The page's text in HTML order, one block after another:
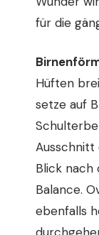
für die
Hüften
setze auf
Ausschnitt
Blick nach
Balance.
ebenfalls